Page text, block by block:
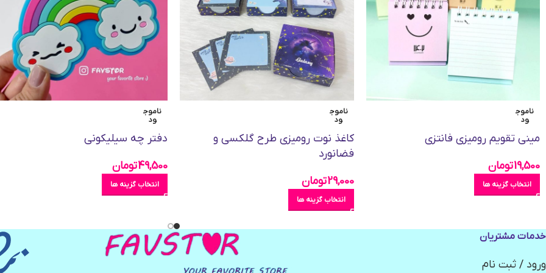
ناموج
ود
مینی تقویم رومیزی فانتزی
19,500تومان
انتخاب گزینه ها
ناموج
ود
کاغذ نوت رومیزی طرح گلکسی و
فضانورد
29,000تومان
انتخاب گزینه ها
ناموج
ود
دفتر چه سیلیکونی
49,500تومان
انتخاب گزینه ها
خدمات مشتریان
ورود / ثبت نام